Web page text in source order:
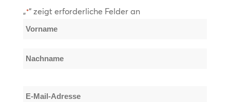
„*“ zeigt erforderliche Felder an
Name
Vorname
E-